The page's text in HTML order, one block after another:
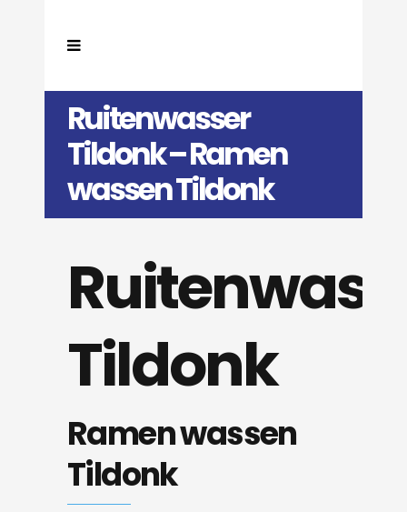
Ruitenwasser
Tildonk – Ramen
wassen Tildonk
Tildonk
Ramen wassen
Tildonk